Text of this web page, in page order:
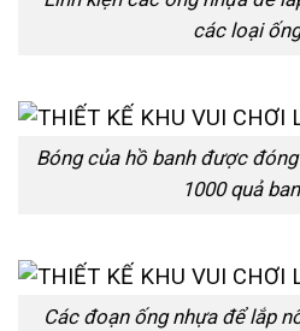
các loại
Bóng của hồ banh được
1000 quả
Các đoạn ống nhựa để lắp